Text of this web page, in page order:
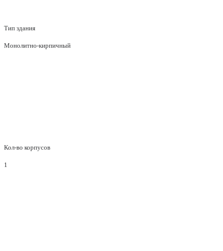
Тип здания
Монолитно-кирпичный
Кол-во корпусов
1